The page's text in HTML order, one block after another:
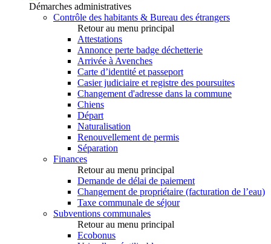
Démarches administratives
Contrôle des habitants & Bureau des étrangers
Retour au menu principal
Attestations
Annonce perte badge déchetterie
Arrivée à Avenches
Carte d’identité et passeport
Casier judiciaire et registre des poursuites
Changement d'adresse dans la commune
Chiens
Départ
Naturalisation
Renouvellement de permis
Séparation
Finances
Retour au menu principal
Demande de délai de paiement
Changement de propriétaire (facturation de l’eau)
Taxe communale de séjour
Subventions communales
Retour au menu principal
Ecobonus